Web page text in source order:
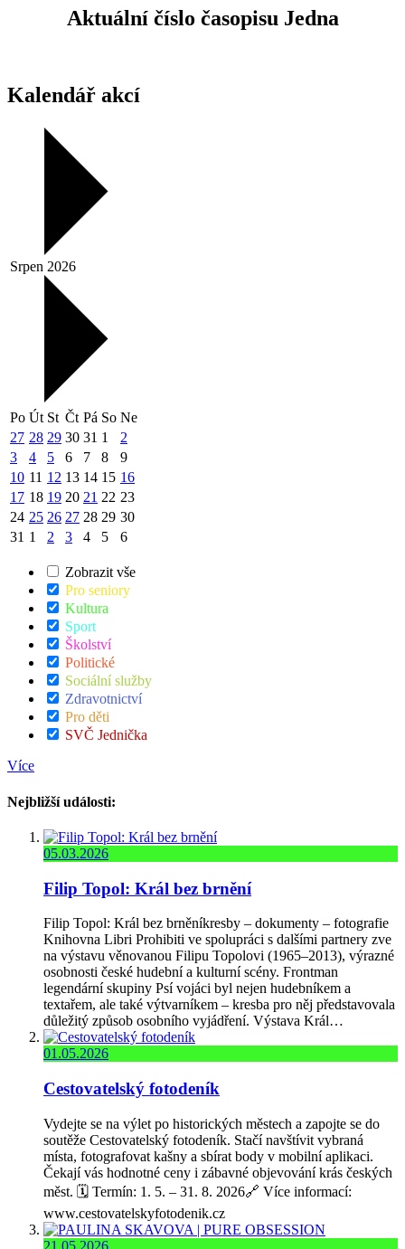
Aktuální číslo časopisu Jedna
Kalendář akcí
Srpen 2026
Po Út St Čt Pá So Ne
27 28 29 30 31 1
2
3
4 5 6 7 8
9
10 11 12 13 14 15 16
17 18 19 20 21 22 23
24 25 26 27 28 29 30
31 1 2 3 4 5 6
Zobrazit vše
Pro seniory
Kultura
Sport
Školství
Politické
Sociální služby
Zdravotnictví
Pro děti
SVČ Jednička
Více
Nejbližší události:
05.03.2026
Filip Topol: Král bez brnění
Filip Topol: Král bez brněníkresby – dokumenty – fotografie
Knihovna Libri Prohibiti ve spolupráci s dalšími partnery zve
na výstavu věnovanou Filipu Topolovi (1965–2013), výrazné
osobnosti české hudební a kulturní scény. Frontman
legendární skupiny Psí vojáci byl nejen hudebníkem a
textařem, ale také výtvarníkem – kresba pro něj představovala
důležitý způsob osobního vyjádření. Výstava Král…
01.05.2026
Cestovatelský fotodeník
Vydejte se na výlet po historických městech a zapojte se do
soutěže Cestovatelský fotodeník. Stačí navštívit vybraná
místa, fotografovat kašny a sbírat body v mobilní aplikaci.
Čekají vás hodnotné ceny i zábavné objevování krás českých
měst. 🗓️ Termín: 1. 5. – 31. 8. 2026🔗 Více informací:
www.cestovatelskyfotodenik.cz
21.05.2026